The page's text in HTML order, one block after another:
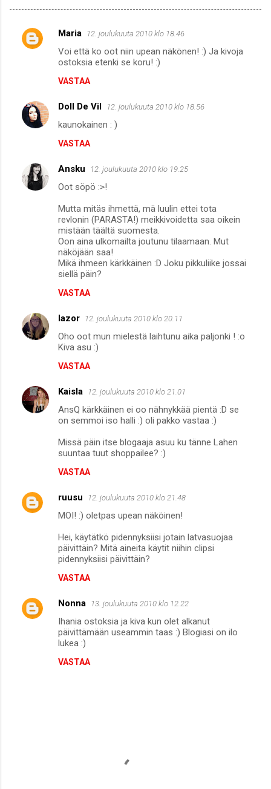
K
e
n
t
Maria 12. joulukuuta 2010 klo 18.46
Voi että ko oot niin upean näkönen! :) Ja kivoja
ostoksia etenki se koru! :)
VASTAA
Doll De Vil 12. joulukuuta 2010 klo 18.56
kaunokainen : )
VASTAA
Ansku 12. joulukuuta 2010 klo 19.25
Oot söpö :>!
Mutta mitäs ihmettä, mä luulin ettei tota
revlonin (PARASTA!) meikkivoidetta saa oikein
mistään täältä suomesta.
Oon aina ulkomailta joutunu tilaamaan. Mut
näköjään saa!
Mikä ihmeen kärkkäinen :D Joku pikkuliike jossai
siellä päin?
VASTAA
lazor 12. joulukuuta 2010 klo 20.11
Oho oot mun mielestä laihtunu aika paljonki ! :o
Kiva asu :)
VASTAA
Kaisla 12. joulukuuta 2010 klo 21.01
AnsQ kärkkäinen ei oo nähnykkää pientä :D se
on semmoi iso halli :) oli pakko vastaa :)
Missä päin itse blogaaja asuu ku tänne Lahen
suuntaa tuut shoppailee? :)
VASTAA
ruusu 12. joulukuuta 2010 klo 21.48
MOI! :) oletpas upean näköinen!
Hei, käytätkö pidennyksiisi jotain latvasuojaa
päivittäin? Mitä aineita käytit niihin clipsi
pidennyksiisi päivittäin?
VASTAA
Nonna 13. joulukuuta 2010 klo 12.22
Ihania ostoksia ja kiva kun olet alkanut
päivittämään useammin taas :) Blogiasi on ilo
lukea :)
VASTAA